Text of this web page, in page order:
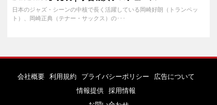
日本のジャズ・シーンの中核で長く活躍している岡崎好朗（トランペッ
ト）、岡崎正典（テナー・サックス）の･･･
会社概要 利用規約 プライバシーポリシー
広告について
情報提供
採用情報